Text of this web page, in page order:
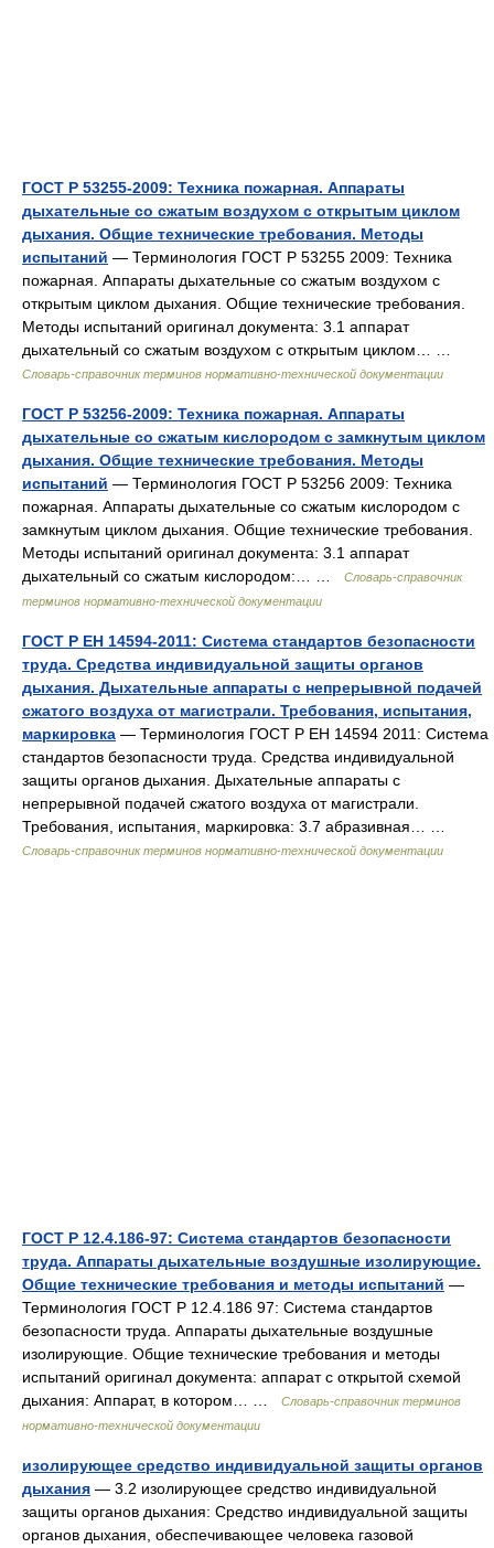
ГОСТ Р 53255-2009: Техника пожарная. Аппараты
дыхательные со сжатым воздухом с открытым циклом
дыхания. Общие технические требования. Методы
испытаний — Терминология ГОСТ Р 53255 2009: Техника
пожарная. Аппараты дыхательные со сжатым воздухом с
открытым циклом дыхания. Общие технические требования.
Методы испытаний оригинал документа: 3.1 аппарат
дыхательный со сжатым воздухом с открытым циклом… …
Словарь-справочник терминов нормативно-технической документации
ГОСТ Р 53256-2009: Техника пожарная. Аппараты
дыхательные со сжатым кислородом с замкнутым циклом
дыхания. Общие технические требования. Методы
испытаний — Терминология ГОСТ Р 53256 2009: Техника
пожарная. Аппараты дыхательные со сжатым кислородом с
замкнутым циклом дыхания. Общие технические требования.
Методы испытаний оригинал документа: 3.1 аппарат
дыхательный со сжатым кислородом:… …
Словарь-справочник
терминов нормативно-технической документации
ГОСТ Р ЕН 14594-2011: Система стандартов безопасности
труда. Средства индивидуальной защиты органов
дыхания. Дыхательные аппараты с непрерывной подачей
сжатого воздуха от магистрали. Требования, испытания,
маркировка — Терминология ГОСТ Р ЕН 14594 2011: Система
стандартов безопасности труда. Средства индивидуальной
защиты органов дыхания. Дыхательные аппараты с
непрерывной подачей сжатого воздуха от магистрали.
Требования, испытания, маркировка: 3.7 абразивная… …
Словарь-справочник терминов нормативно-технической документации
ГОСТ Р 12.4.186-97: Система стандартов безопасности
труда. Аппараты дыхательные воздушные изолирующие.
Общие технические требования и методы испытаний —
Терминология ГОСТ Р 12.4.186 97: Система стандартов
безопасности труда. Аппараты дыхательные воздушные
изолирующие. Общие технические требования и методы
испытаний оригинал документа: аппарат с открытой схемой
дыхания: Аппарат, в котором… …
Словарь-справочник терминов
нормативно-технической документации
изолирующее средство индивидуальной защиты органов
дыхания — 3.2 изолирующее средство индивидуальной
защиты органов дыхания: Средство индивидуальной защиты
органов дыхания, обеспечивающее человека газовой